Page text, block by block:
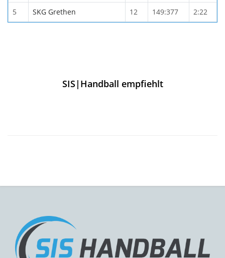
5 SKG Grethen 12 149:377 2:22
SIS|Handball empfiehlt